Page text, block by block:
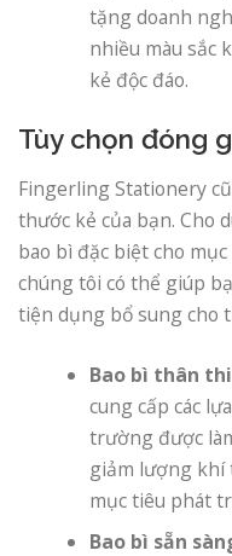
tặng doanh
nhiều màu sắc
kẻ độc đáo.
Tùy chọn đóng
Fingerling Stationery
thước kẻ của bạn. Cho
bao bì đặc biệt cho
chúng tôi có thể giúp
tiện dụng bổ sung cho
Bao bì thân
cung cấp các
trường được
giảm lượng khí
mục tiêu phát
Bao bì sẵn